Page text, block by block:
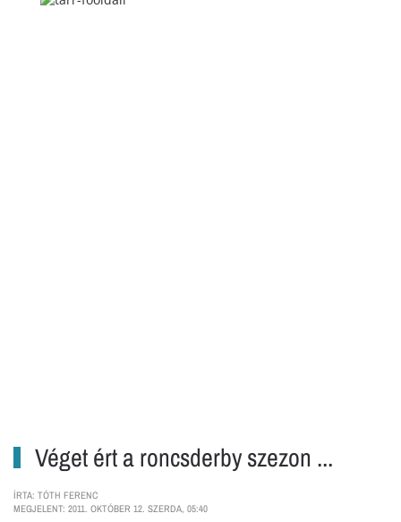
Véget ért a roncsderby szezon ...
ÍRTA: TÓTH FERENC
MEGJELENT: 2011. OKTÓBER 12. SZERDA, 05:40